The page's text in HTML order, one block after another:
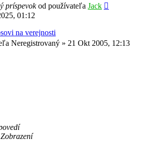
príspevokod používateľa Jack
01:12
na verejnosti
Neregistrovaný » 21 Okt 2005, 12:13
Zobrazení